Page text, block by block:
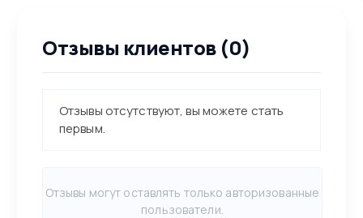
Отзывы клиентов (0)
Отзывы отсутствуют, вы можете стать
первым.
Отзывы могут оставлять только авторизованные
пользователи.